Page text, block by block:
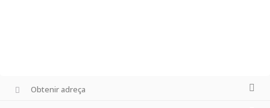
Obtenir adreça